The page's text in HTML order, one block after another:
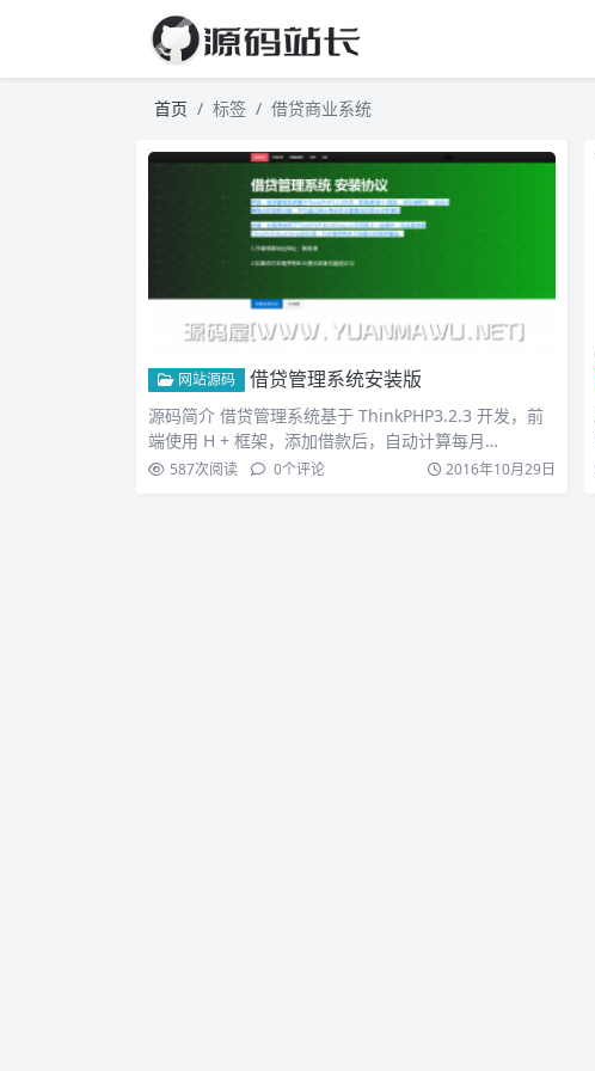
首页 标签 借贷商业系统
网站源码 借贷管理系统安装版
源码简介 借贷管理系统基于 ThinkPHP3.2.3 开发，前
端使用 H + 框架，添加借款后，自动计算每月…
587次阅读 0个评论 2016年10月29日